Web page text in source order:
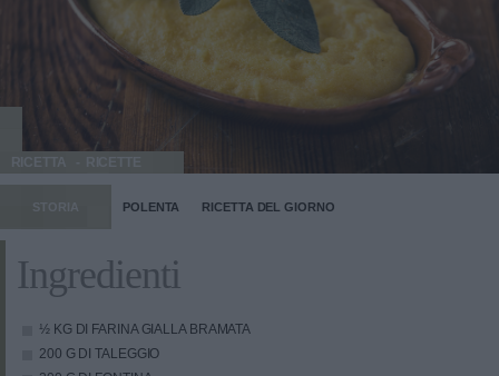
RICETTA
STORIA POLENTA RICETTA DEL GIORNO
Ingredienti
½ KG DI FARINA GIALLA BRAMATA
200 G DI TALEGGIO